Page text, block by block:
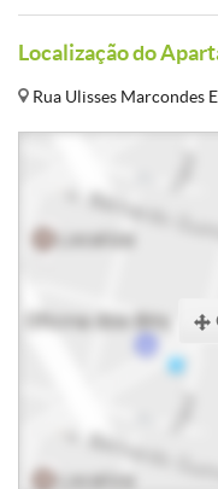
Localização do
Rua Ulisses Marcondes